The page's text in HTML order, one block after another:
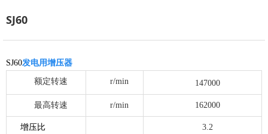
SJ60
SJ60发电用增压器
额定转速 r/min 147000
最高转速 r/min 162000
增压比 3.2